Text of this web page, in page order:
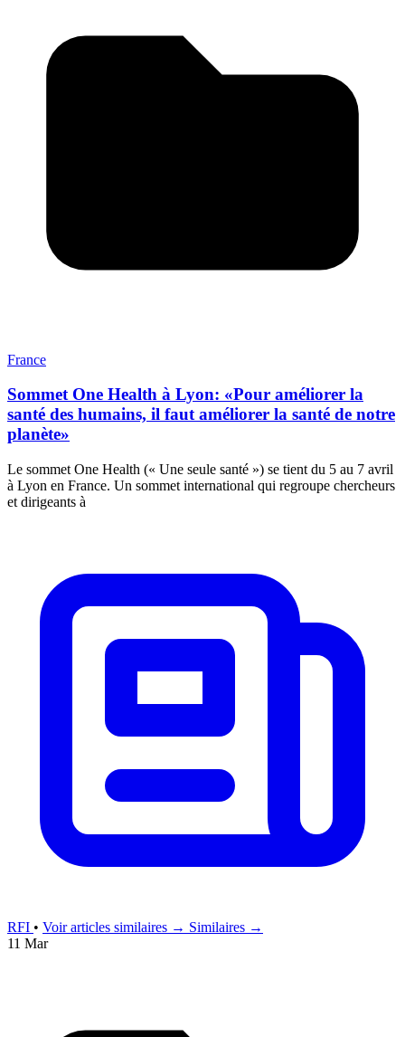
France
Sommet One Health à Lyon: «Pour améliorer la
santé des humains, il faut améliorer la santé de notre
planète»
Le sommet One Health (« Une seule santé ») se tient du 5 au 7 avril
à Lyon en France. Un sommet international qui regroupe chercheurs
et dirigeants à
RFI • Voir articles similaires → Similaires →
11 Mar